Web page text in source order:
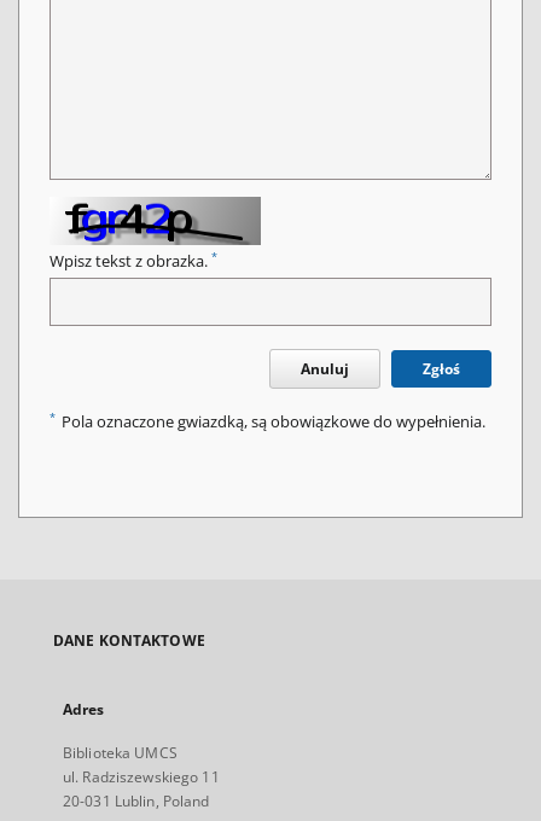
Wpisz tekst z obrazka. *
Anuluj Zgłoś
* Pola oznaczone gwiazdką, są obowiązkowe do wypełnienia.
DANE KONTAKTOWE
Adres
Biblioteka UMCS
ul. Radziszewskiego 11
20-031 Lublin, Poland